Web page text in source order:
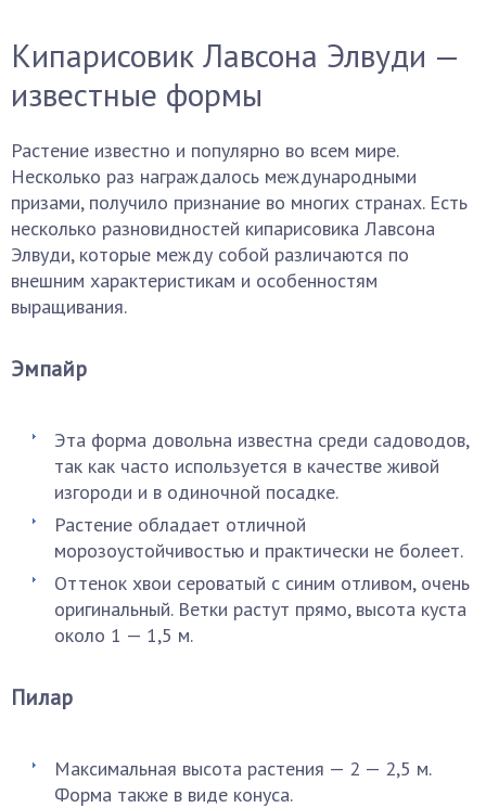
Кипарисовик Лавсона Элвуди —
известные формы
Растение известно и популярно во всем мире.
Несколько раз награждалось международными
призами, получило признание во многих странах. Есть
несколько разновидностей кипарисовика Лавсона
Элвуди, которые между собой различаются по
внешним характеристикам и особенностям
выращивания.
Эмпайр
Эта форма довольна известна среди садоводов,
так как часто используется в качестве живой
изгороди и в одиночной посадке.
Растение обладает отличной
морозоустойчивостью и практически не болеет.
Оттенок хвои сероватый с синим отливом, очень
оригинальный. Ветки растут прямо, высота куста
около 1 — 1,5 м.
Пилар
Максимальная высота растения — 2 — 2,5 м.
Форма также в виде конуса.